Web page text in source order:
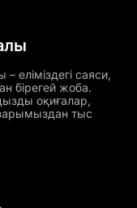
еліміздегі саяси,
бірегей жоба.
оқиғалар,
тыс